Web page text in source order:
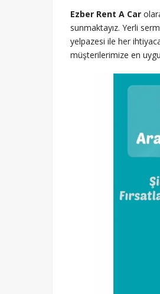
Ezber Rent A Car
sunmaktayız. Yerli
yelpazesi ile her
müşterilerimize en